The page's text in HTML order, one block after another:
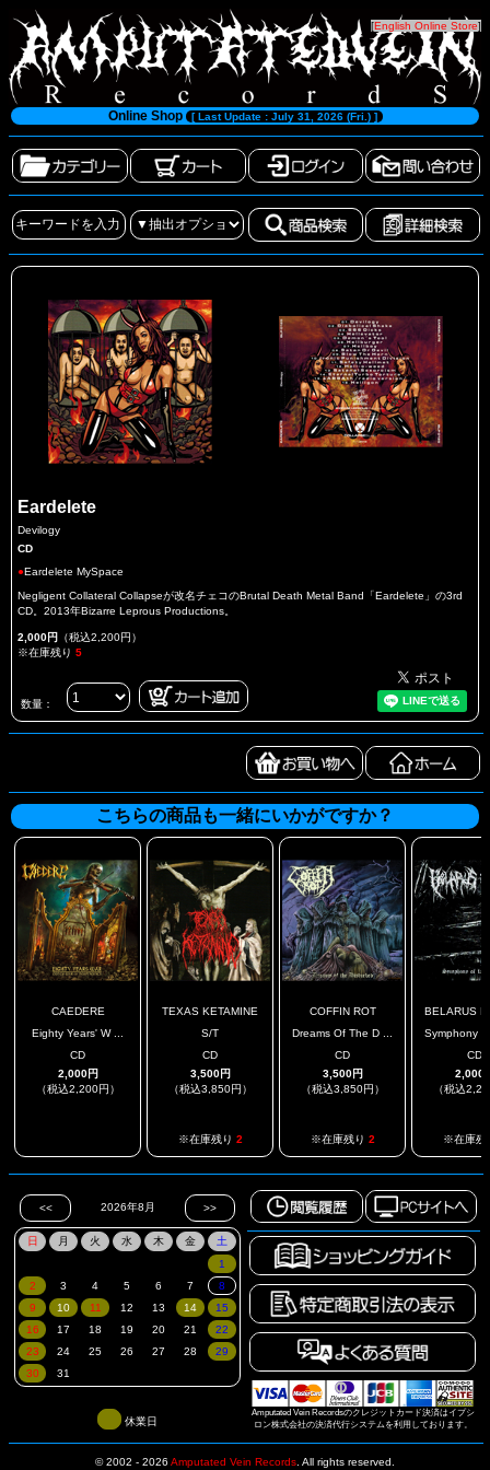
[English Online Store]
Online Shop [ Last Update : July 31, 2026 (Fri.) ]
Eardelete
Devilogy
CD
●Eardelete MySpace
Negligent Collateral Collapseが改名チェコのBrutal Death Metal Band「Eardelete」の3rd
CD。2013年Bizarre Leprous Productions。
2,000円 （税込2,200円）
※在庫残り 5
数量：
こちらの商品も一緒にいかがですか？
CAEDERE
Eighty Years' W ...
CD
2,000円
（税込2,200円）
TEXAS KETAMINE
S/T
CD
3,500円
（税込3,850円）
※在庫残り 2
COFFIN ROT
Dreams Of The D ...
CD
3,500円
（税込3,850円）
※在庫残り 2
BELARUS
Symphony
CD
2,000
（税込
※在庫残
Amputated Vein Recordsのクレジットカード決済はイプシ
ロン株式会社の決済代行システムを利用しております。
休業日
© 2002 - 2026 Amputated Vein Records All rights reserved.